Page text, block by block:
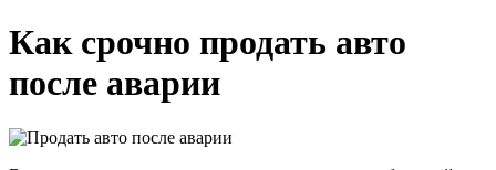
Как срочно продать авто
после аварии